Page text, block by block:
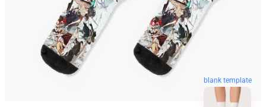
blank template